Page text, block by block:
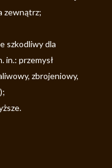
zewnątrz;
szkodliwy dla
in.: przemysł
zbrojeniowy,